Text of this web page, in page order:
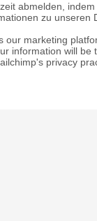
abmelden,
zu unseren
our marketing
information will
privacy